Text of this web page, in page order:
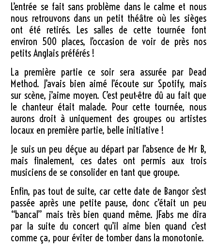
L’entrée se fait sans problème dans le calme et nous
nous retrouvons dans un petit théâtre où les sièges
ont été retirés. Les salles de cette tournée font
environ 500 places, l’occasion de voir de près nos
petits Anglais préférés !
La première partie ce soir sera assurée par Dead
Method. J’avais bien aimé l’écoute sur Spotify, mais
sur scène, j’aime moyen. C’est peut-être dû au fait que
le chanteur était malade. Pour cette tournée, nous
aurons droit à uniquement des groupes ou artistes
locaux en première partie, belle initiative !
Je suis un peu déçue au départ par l’absence de Mr B,
mais finalement, ces dates ont permis aux trois
musiciens de se consolider en tant que groupe.
Enfin, pas tout de suite, car cette date de Bangor s’est
passée après une petite pause, donc c’était un peu
“bancal” mais très bien quand même. JFabs me dira
par la suite du concert qu’il aime bien quand c’est
comme ça, pour éviter de tomber dans la monotonie.